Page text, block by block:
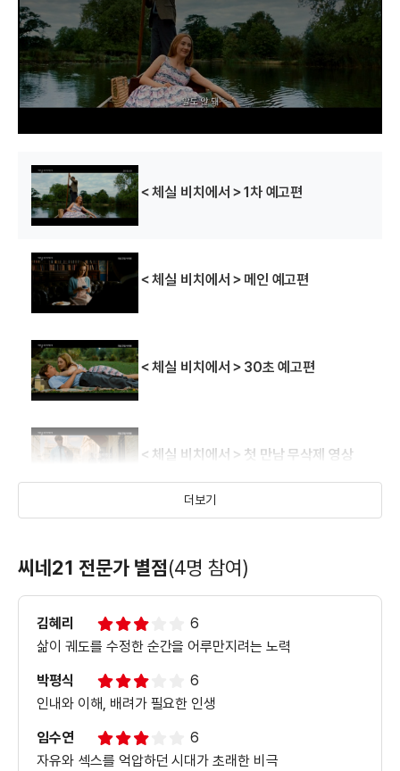
d
a
w
n
d
o
w
.
＜체실 비치에서＞1차 예고편
＜체실 비치에서＞메인 예고편
＜체실 비치에서＞30초 예고편
＜체실 비치에서＞첫 만남 무삭제 영상
＜체실 비치에서＞김무열 낭독 영상
더보기
씨네21 전문가 별점(4명 참여)
김혜리
6
삶이 궤도를 수정한 순간을 어루만지려는 노력
박평식
6
인내와 이해, 배려가 필요한 인생
임수연
6
자유와 섹스를 억압하던 시대가 초래한 비극